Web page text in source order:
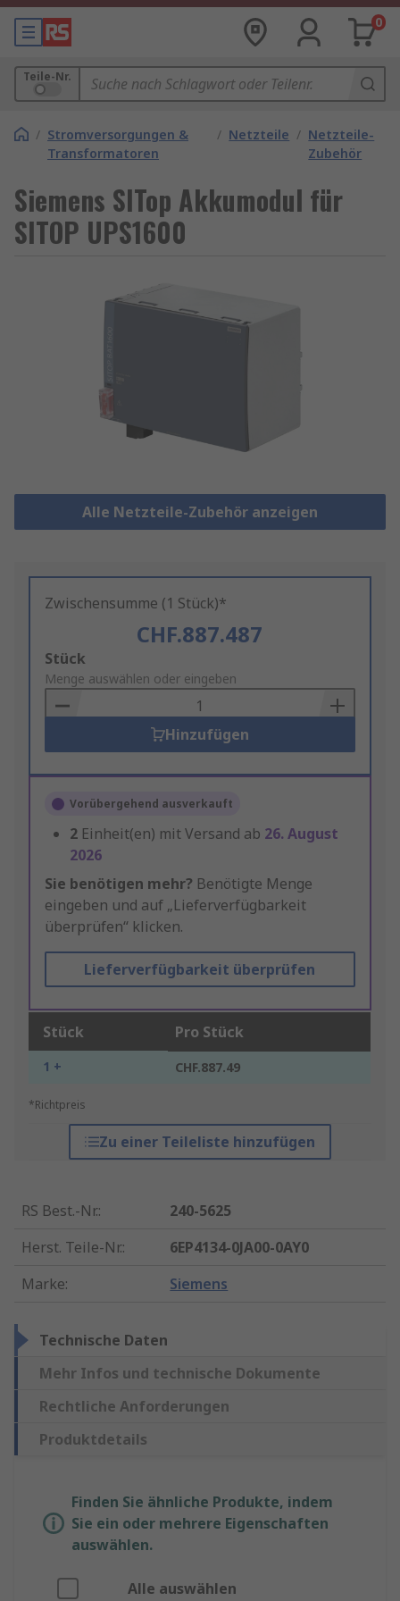
0
Teile-Nr.
/ Stromversorgungen &
Transformatoren
/ Netzteile / Netzteile-
Zubehör
Siemens SITop Akkumodul für
SITOP UPS1600
Alle Netzteile-Zubehör anzeigen
Zwischensumme (1 Stück)*
CHF.887.487
Add
to
Basket
Stück
Menge auswählen oder eingeben
Hinzufügen
Vorübergehend ausverkauft
2 Einheit(en) mit Versand ab 26. August
2026
Sie benötigen mehr? Benötigte Menge
eingeben und auf „Lieferverfügbarkeit
überprüfen“ klicken.
Lieferverfügbarkeit überprüfen
Stück Pro Stück
1 + CHF.887.49
*Richtpreis
Zu einer Teileliste hinzufügen
RS Best.-Nr.:
240-5625
Herst. Teile-Nr.:
6EP4134-0JA00-0AY0
Marke: Siemens
Technische Daten
Mehr Infos und technische Dokumente
Rechtliche Anforderungen
Produktdetails
Finden Sie ähnliche Produkte, indem
Sie ein oder mehrere Eigenschaften
auswählen.
Alle auswählen